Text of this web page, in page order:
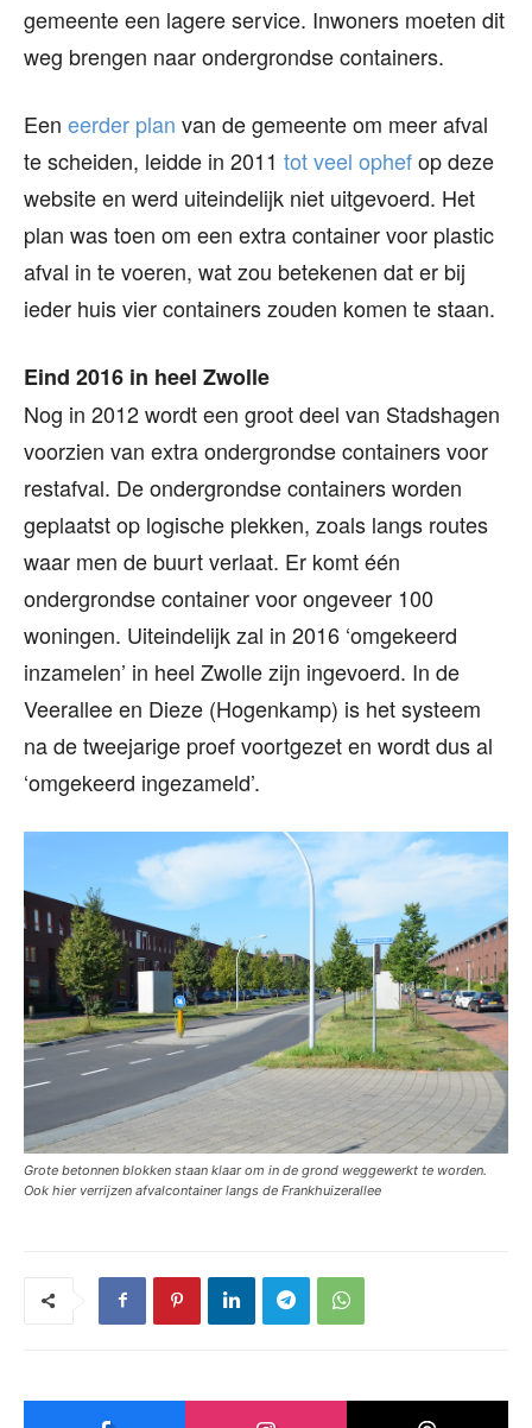
gemeente een lagere service. Inwoners moeten dit
weg brengen naar ondergrondse containers.
Een eerder plan van de gemeente om meer afval
te scheiden, leidde in 2011 tot veel ophefop deze
website en werd uiteindelijk niet uitgevoerd. Het
plan was toen om een extra container voor plastic
afval in te voeren, wat zou betekenen dat er bij
ieder huis vier containers zouden komen te staan.
Eind 2016 in heel Zwolle
Nog in 2012 wordt een groot deel van Stadshagen
voorzien van extra ondergrondse containers voor
restafval. De ondergrondse containers worden
geplaatst op logische plekken, zoals langs routes
waar men de buurt verlaat. Er komt één
ondergrondse container voor ongeveer 100
woningen. Uiteindelijk zal in 2016 ‘omgekeerd
inzamelen’ in heel Zwolle zijn ingevoerd. In de
Veerallee en Dieze (Hogenkamp) is het systeem
na de tweejarige proef voortgezet en wordt dus al
‘omgekeerd ingezameld’.
Grote betonnen blokken staan klaar om in de grond weggewerkt te worden.
Ook hier verrijzen afvalcontainer langs de Frankhuizerallee